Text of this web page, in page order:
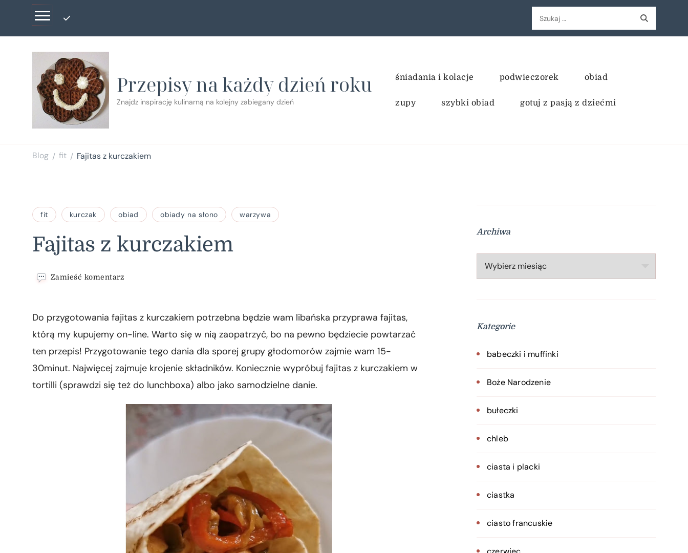
Szukaj:
Przepisy na każdy dzień roku
Znajdz inspirację kulinarną na kolejny zabiegany dzień
śniadania i kolacje podwieczorek obiad
zupy szybki obiad gotuj z pasją z dziećmi
Blog / fit / Fajitas z kurczakiem
fit kurczak obiad obiady na słono warzywa
Fajitas z kurczakiem
Zamieść komentarz
kurczakiem
Do przygotowania fajitas z kurczakiem potrzebna będzie wam libańska przyprawa fajitas,
którą my kupujemy on-line. Warto się w nią zaopatrzyć, bo na pewno będziecie powtarzać
ten przepis! Przygotowanie tego dania dla sporej grupy głodomorów zajmie wam 15-
30minut. Najwięcej zajmuje krojenie składników. Koniecznie wypróbuj fajitas z kurczakiem w
tortilli (sprawdzi się też do lunchboxa) albo jako samodzielne danie.
Archiwa
Archiwa
Kategorie
babeczki i muffinki
Boże Narodzenie
bułeczki
chleb
ciasta i placki
ciastka
ciasto francuskie